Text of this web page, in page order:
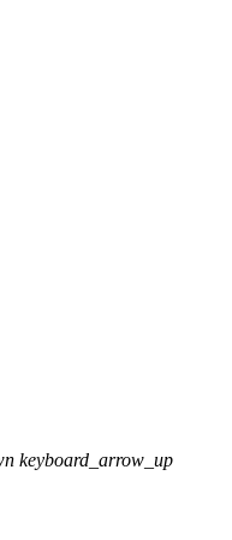
keyboard_arrow_up